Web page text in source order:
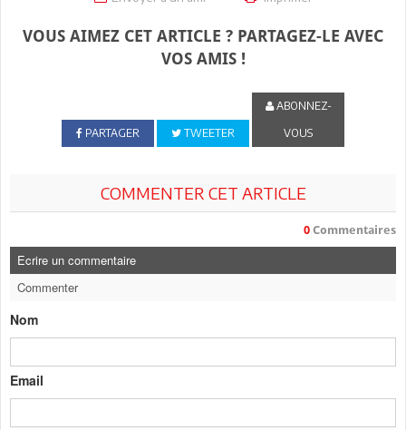
VOUS AIMEZ CET ARTICLE ? PARTAGEZ-LE AVEC
VOS AMIS !
PARTAGER TWEETER
ABONNEZ-
VOUS
COMMENTER CET ARTICLE
0 Commentaires
Ecrire un commentaire
Commenter
Nom
Email